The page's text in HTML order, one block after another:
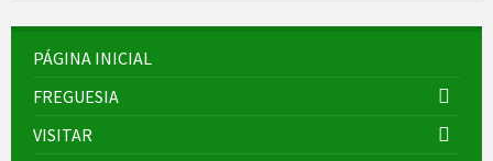
PÁGINA INICIAL
FREGUESIA
VISITAR